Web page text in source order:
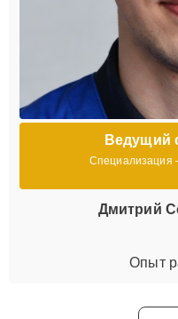
Ведущий
Специализация
Дмитрий
Опыт